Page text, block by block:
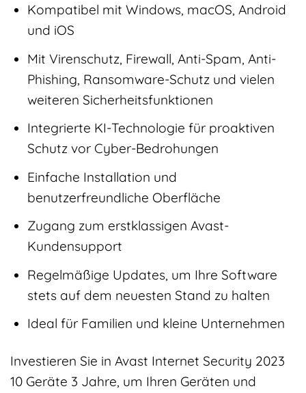
Kompatibel mit Windows, macOS, Android
und iOS
Mit Virenschutz, Firewall, Anti-Spam, Anti-
Phishing, Ransomware-Schutz und vielen
weiteren Sicherheitsfunktionen
Integrierte KI-Technologie für proaktiven
Schutz vor Cyber-Bedrohungen
Einfache Installation und
benutzerfreundliche Oberfläche
Zugang zum erstklassigen Avast-
Kundensupport
Regelmäßige Updates, um Ihre Software
stets auf dem neuesten Stand zu halten
Ideal für Familien und kleine Unternehmen
Investieren Sie in Avast Internet Security 2023
10 Geräte 3 Jahre, um Ihren Geräten und